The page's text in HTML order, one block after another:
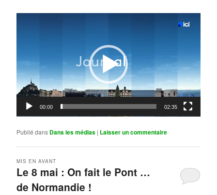
00:00 02:35
Publié dans Dans les médias | Laisser un commentaire
Le 8 mai : On fait le Pont …
de Normandie !
MIS EN AVANT